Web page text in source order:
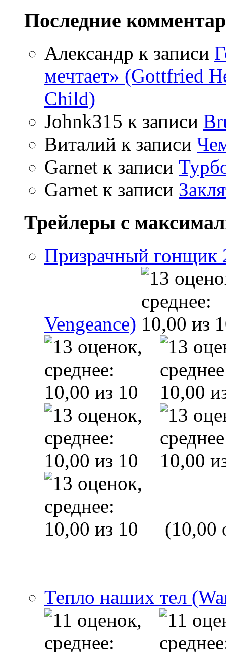
Последние
Александр к записи
мечтает» (Gottfried
Child)
Johnk315 к записи
Виталий к записи
Garnet к записи
Garnet к записи
Трейлеры с
Призрачный гонщик
Vengeance)
(10,00
Тепло наших тел